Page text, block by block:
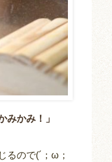
みかみ！」
るので(´；ω；